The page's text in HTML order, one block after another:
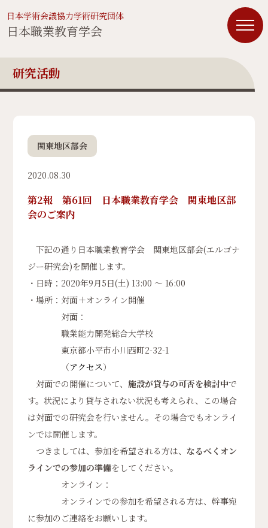
日本学術会議協力学術研究団体
日本職業教育学会
研究活動
関東地区部会
2020.08.30
第2報 第61回 日本職業教育学会 関東地区部
会のご案内
下記の通り日本職業教育学会 関東地区部会(エルゴナ
ジー研究会)を開催します。
・日時：2020年9月5日(土) 13:00 ～ 16:00
・場所：対面＋オンライン開催
対面：
職業能力開発総合大学校
東京都小平市小川西町2-32-1
（アクセス）
対面での開催について、施設が貸与の可否を検討中で
す。状況により貸与されない状況も考えられ、この場合
は対面での研究会を行いません。その場合でもオンライ
ンでは開催します。
つきましては、参加を希望される方は、 なるべくオン
ラインでの参加の準備をしてください。
オンライン：
オンラインでの参加を希望される方は、幹事宛
に参加のご連絡をお願いします。